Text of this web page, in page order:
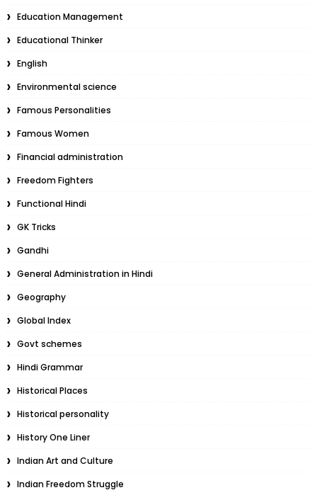
Education Management
Educational Thinker
English
Environmental science
Famous Personalities
Famous Women
Financial administration
Freedom Fighters
Functional Hindi
GK Tricks
Gandhi
General Administration in Hindi
Geography
Global Index
Govt schemes
Hindi Grammar
Historical Places
Historical personality
History One Liner
Indian Art and Culture
Indian Freedom Struggle